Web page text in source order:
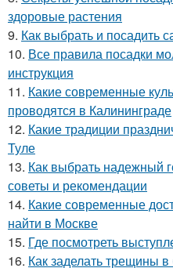
здоровые растения
9. Как выбрать и посадить
10. Все правила посадки
инструкция
11. Какие современные
проводятся в Калининграде
12. Какие традиции
Туле
13. Как выбрать надежный
советы и рекомендации
14. Какие современные
найти в Москве
15. Где посмотреть
16. Как заделать трещины